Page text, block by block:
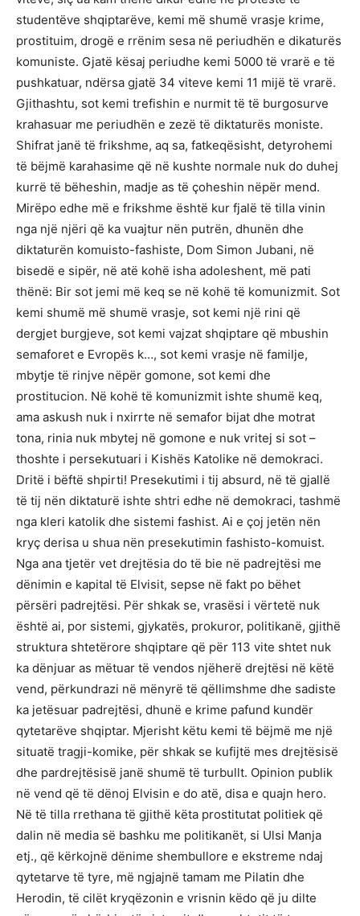
studentëve shqiptarëve, kemi më shumë vrasje krime,
prostituim, drogë e rrënim sesa në periudhën e dikaturës
komuniste. Gjatë kësaj periudhe kemi 5000 të vrarë e të
pushkatuar, ndërsa gjatë 34 viteve kemi 11 mijë të vrarë.
Gjithashtu, sot kemi trefishin e nurmit të të burgosurve
krahasuar me periudhën e zezë të diktaturës moniste.
Shifrat janë të frikshme, aq sa, fatkeqësisht, detyrohemi
të bëjmë karahasime që në kushte normale nuk do duhej
kurrë të bëheshin, madje as të çoheshin nëpër mend.
Mirëpo edhe më e frikshme është kur fjalë të tilla vinin
nga një njëri që ka vuajtur nën putrën, dhunën dhe
diktaturën komuisto-fashiste, Dom Simon Jubani, në
bisedë e sipër, në atë kohë isha adoleshent, më pati
thënë: Bir sot jemi më keq se në kohë të komunizmit. Sot
kemi shumë më shumë vrasje, sot kemi një rini që
dergjet burgjeve, sot kemi vajzat shqiptare që mbushin
semaforet e Evropës k…, sot kemi vrasje në familje,
mbytje të rinjve nëpër gomone, sot kemi dhe
prostitucion. Në kohë të komunizmit ishte shumë keq,
ama askush nuk i nxirrte në semafor bijat dhe motrat
tona, rinia nuk mbytej në gomone e nuk vritej si sot –
thoshte i persekutuari i Kishës Katolike në demokraci.
Dritë i bëftë shpirti! Presekutimi i tij absurd, në të gjallë
të tij nën diktaturë ishte shtri edhe në demokraci, tashmë
nga kleri katolik dhe sistemi fashist. Ai e çoj jetën nën
kryç derisa u shua nën presekutimin fashisto-komuist.
Nga ana tjetër vet drejtësia do të bie në padrejtësi me
dënimin e kapital të Elvisit, sepse në fakt po bëhet
përsëri padrejtësi. Për shkak se, vrasësi i vërtetë nuk
është ai, por sistemi, gjykatës, prokuror, politikanë, gjithë
struktura shtetërore shqiptare që për 113 vite shtet nuk
ka dënjuar as mëtuar të vendos njëherë drejtësi në këtë
vend, përkundrazi në mënyrë të qëllimshme dhe sadiste
ka jetësuar padrejtësi, dhunë e krime pafund kundër
qytetarëve shqiptar. Mjerisht këtu kemi të bëjmë me një
situatë tragji-komike, për shkak se kufijtë mes drejtësisë
dhe pardrejtësisë janë shumë të turbullt. Opinion publik
në vend që të dënoj Elvisin e do atë, disa e quajn hero.
Në të tilla rrethana të gjithë këta prostitutat politiek që
dalin në media së bashku me politikanët, si Ulsi Manja
etj., që kërkojnë dënime shembullore e ekstreme ndaj
qytetarve të tyre, më ngjajnë tamam me Pilatin dhe
Herodin, të cilët kryqëzonin e vrisnin këdo që ju dilte